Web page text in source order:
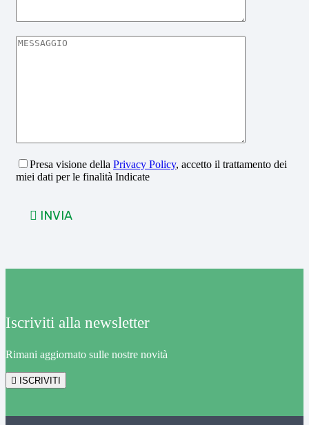
Presa visione della Privacy Policy, accetto il trattamento dei
miei dati per le finalità Indicate
INVIA
Iscriviti alla newsletter
Rimani aggiornato sulle nostre novità
ISCRIVITI